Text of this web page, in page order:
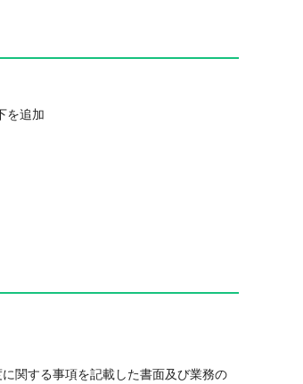
を追加
関する事項を記載した書面及び業務の